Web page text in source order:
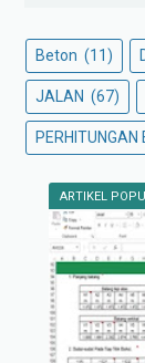
Beton (11)
JALAN (67)
PERHITUNGAN
ARTIKEL